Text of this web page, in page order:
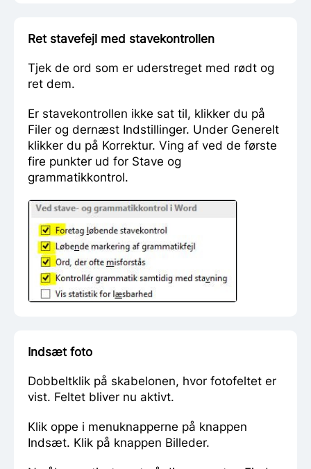
Ret stavefejl med stavekontrollen
Tjek de ord som er uderstreget med rødt og
ret dem.
Er stavekontrollen ikke sat til, klikker du på
Filer og dernæst Indstillinger. Under Generelt
klikker du på Korrektur. Ving af ved de første
fire punkter ud for Stave og
grammatikkontrol.
Indsæt foto
Dobbeltklik på skabelonen, hvor fotofeltet er
vist. Feltet bliver nu aktivt.
Klik oppe i menuknapperne på knappen
Indsæt. Klik på knappen Billeder.